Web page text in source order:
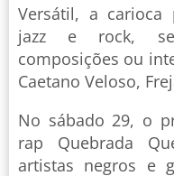
Versátil, a carioca
jazz e rock,
composições ou
Caetano Veloso,
No sábado 29, o
rap Quebrada
artistas negros e